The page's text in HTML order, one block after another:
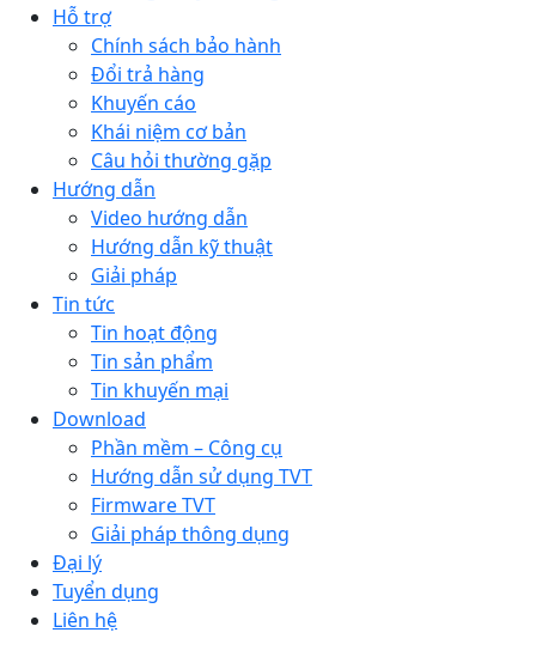
Hỗ trợ
Chính sách bảo hành
Đổi trả hàng
Khuyến cáo
Khái niệm cơ bản
Câu hỏi thường gặp
Hướng dẫn
Video hướng dẫn
Hướng dẫn kỹ thuật
Giải pháp
Tin tức
Tin hoạt động
Tin sản phẩm
Tin khuyến mại
Download
Phần mềm – Công cụ
Hướng dẫn sử dụng TVT
Firmware TVT
Giải pháp thông dụng
Đại lý
Tuyển dụng
Liên hệ